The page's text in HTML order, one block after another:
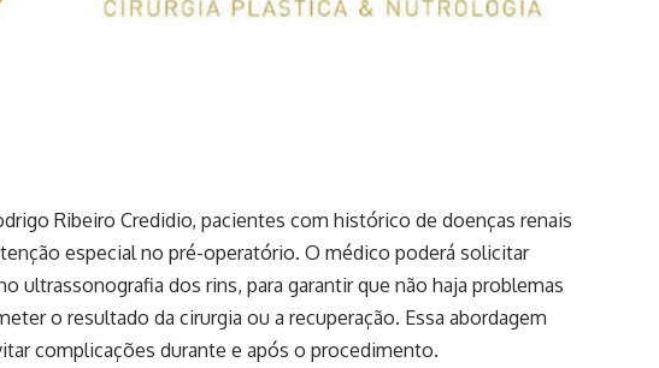
Ribeiro Credidio, pacientes com histórico de doenças renais
especial no pré-operatório. O médico poderá solicitar
ultrassonografia dos rins, para garantir que não haja problemas
o resultado da cirurgia ou a recuperação. Essa abordagem
complicações durante e após o procedimento.